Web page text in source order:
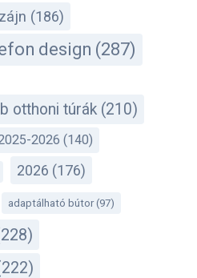
(186)
design (287)
otthoni túrák (210)
2026 (140)
2026 (176)
adaptálható bútor(97)